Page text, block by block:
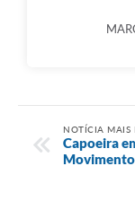
NOTÍCIA MAIS
Capoeira